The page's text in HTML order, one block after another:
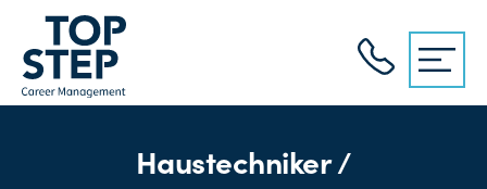
Haustechniker /